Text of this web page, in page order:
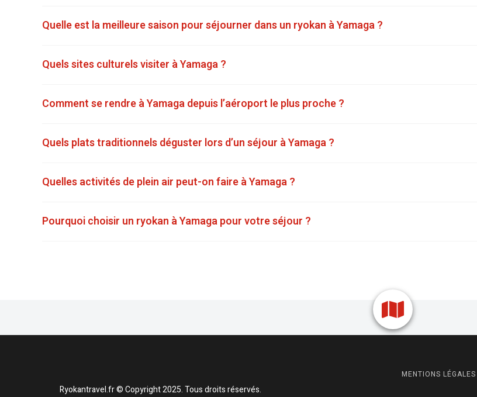
Quelle est la meilleure saison pour séjourner dans un ryokan à Yamaga ?
Quels sites culturels visiter à Yamaga ?
Comment se rendre à Yamaga depuis l’aéroport le plus proche ?
Quels plats traditionnels déguster lors d’un séjour à Yamaga ?
Quelles activités de plein air peut-on faire à Yamaga ?
Pourquoi choisir un ryokan à Yamaga pour votre séjour ?
Ryokantravel.fr © Copyright 2025. Tous droits réservés.
MENTIONS LÉGALES